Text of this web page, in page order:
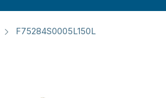
F75284S0005L150L